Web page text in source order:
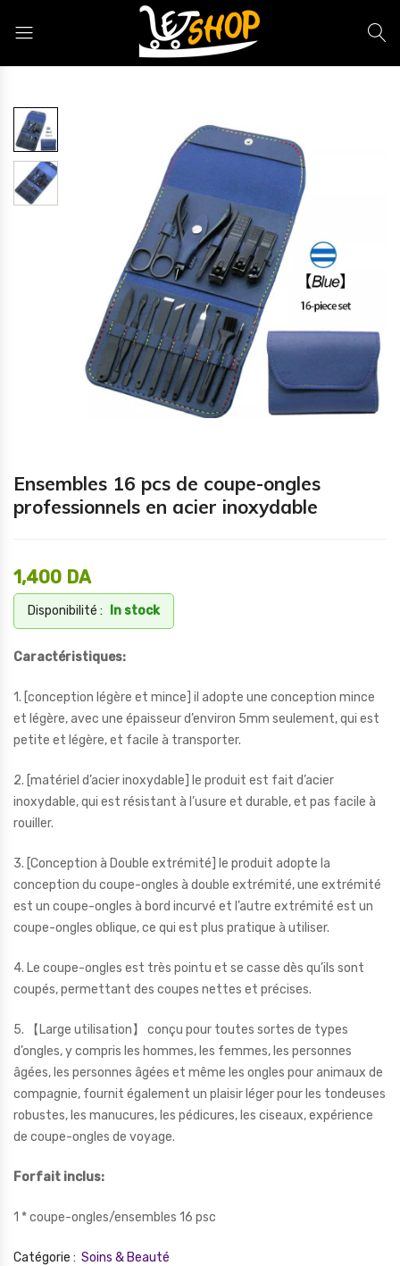
Ensembles 16 pcs de coupe-ongles
professionnels en acier inoxydable
1,400 DA
Disponibilité : In stock
Caractéristiques:
1. [conception légère et mince] il adopte une conception mince
et légère, avec une épaisseur d’environ 5mm seulement, qui est
petite et légère, et facile à transporter.
2. [matériel d’acier inoxydable] le produit est fait d’acier
inoxydable, qui est résistant à l’usure et durable, et pas facile à
rouiller.
3. [Conception à Double extrémité] le produit adopte la
conception du coupe-ongles à double extrémité, une extrémité
est un coupe-ongles à bord incurvé et l’autre extrémité est un
coupe-ongles oblique, ce qui est plus pratique à utiliser.
4. Le coupe-ongles est très pointu et se casse dès qu’ils sont
coupés, permettant des coupes nettes et précises.
5. 【Large utilisation】 conçu pour toutes sortes de types
d’ongles, y compris les hommes, les femmes, les personnes
âgées, les personnes âgées et même les ongles pour animaux de
compagnie, fournit également un plaisir léger pour les tondeuses
robustes, les manucures, les pédicures, les ciseaux, expérience
de coupe-ongles de voyage.
Forfait inclus:
1 * coupe-ongles/ensembles 16 psc
Catégorie : Soins & Beauté